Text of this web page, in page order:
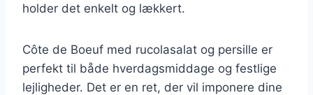
holder det enkelt og lækkert.
Côte de Boeuf med rucolasalat og persille er
perfekt til både hverdagsmiddage og festlige
lejligheder. Det er en ret, der vil imponere dine